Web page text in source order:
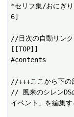
*セリフ集/おにぎ
6]
//目次の自動リンク
[[TOP]]
#contents
//↓↓↓ここから下の
// 風来のシレンDS
イベント」を編集す